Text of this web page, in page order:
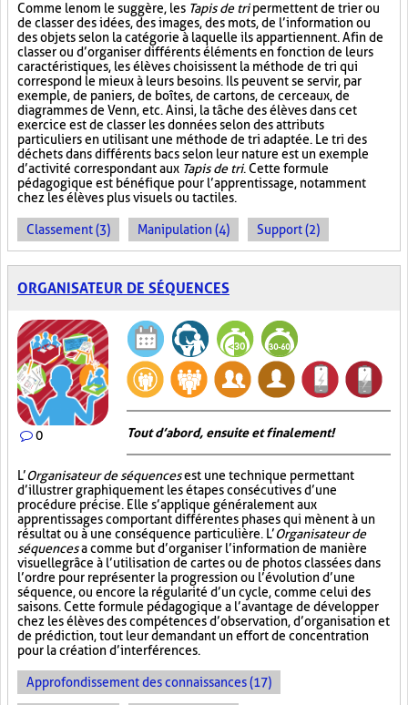
Comme le nom le suggère, les Tapis de tripermettent de trier ou
de classer des idées, des images, des mots, de l’information ou
des objets selon la catégorie à laquelle ils appartiennent. Afin de
classer ou d’organiser différents éléments en fonction de leurs
caractéristiques, les élèves choisissent la méthode de tri qui
correspond le mieux à leurs besoins. Ils peuvent se servir, par
exemple, de paniers, de boîtes, de cartons, de cerceaux, de
diagrammes de Venn, etc. Ainsi, la tâche des élèves dans cet
exercice est de classer les données selon des attributs
particuliers en utilisant une méthode de tri adaptée. Le tri des
déchets dans différents bacs selon leur nature est un exemple
d’activité correspondant aux Tapis de tri. Cette formule
pédagogique est bénéfique pour l’apprentissage, notamment
chez les élèves plus visuels ou tactiles.
Classement (3) Manipulation (4) Support (2)
ORGANISATEUR DE SÉQUENCES
0 Tout d’abord, ensuite et finalement!
L’Organisateur de séquencesest une technique permettant
d’illustrer graphiquement les étapes consécutives d’une
procédure précise. Elle s’applique généralement aux
apprentissages comportant différentes phases qui mènent à un
résultat ou à une conséquence particulière. L’Organisateur de
séquencesa comme but d’organiser l’information de manière
visuellegrâce à l’utilisation de cartes ou de photos classées dans
l’ordre pour représenter la progression ou l’évolution d’une
séquence, ou encore la régularité d’un cycle, comme celui des
saisons. Cette formule pédagogique a l’avantage de développer
chez les élèves des compétences d’observation, d’organisation et
de prédiction, tout leur demandant un effort de concentration
pour la création d’interférences.
Approfondissement des connaissances (17)